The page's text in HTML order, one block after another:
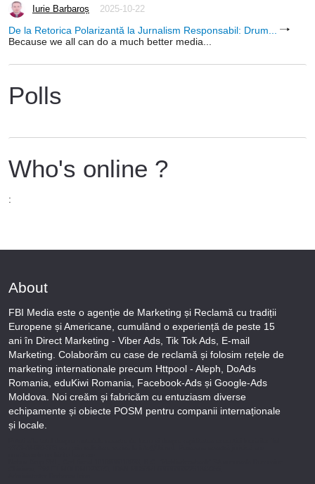
Iurie Barbaroș 2025-10-22
De la Retorica Polarizantă la Jurnalism Responsabil: Drum...
Because we all can do a much better media...
Polls
Who's online ?
:
About
FBI Media este o agenție de Marketing și Reclamă cu tradiții
Europene și Americane, cumulând o experiență de peste 15
ani în Direct Marketing - Viber Ads, Tik Tok Ads, E-mail
Marketing. Colaborăm cu case de reclamă și folosim rețele de
marketing internationale precum Httpool - Aleph, DoAds
Romania, eduKiwi Romania, Facebook-Ads și Google-Ads
Moldova. Noi creăm și fabricăm cu entuziasm diverse
echipamente și obiecte POSM pentru companii internaționale
și locale.